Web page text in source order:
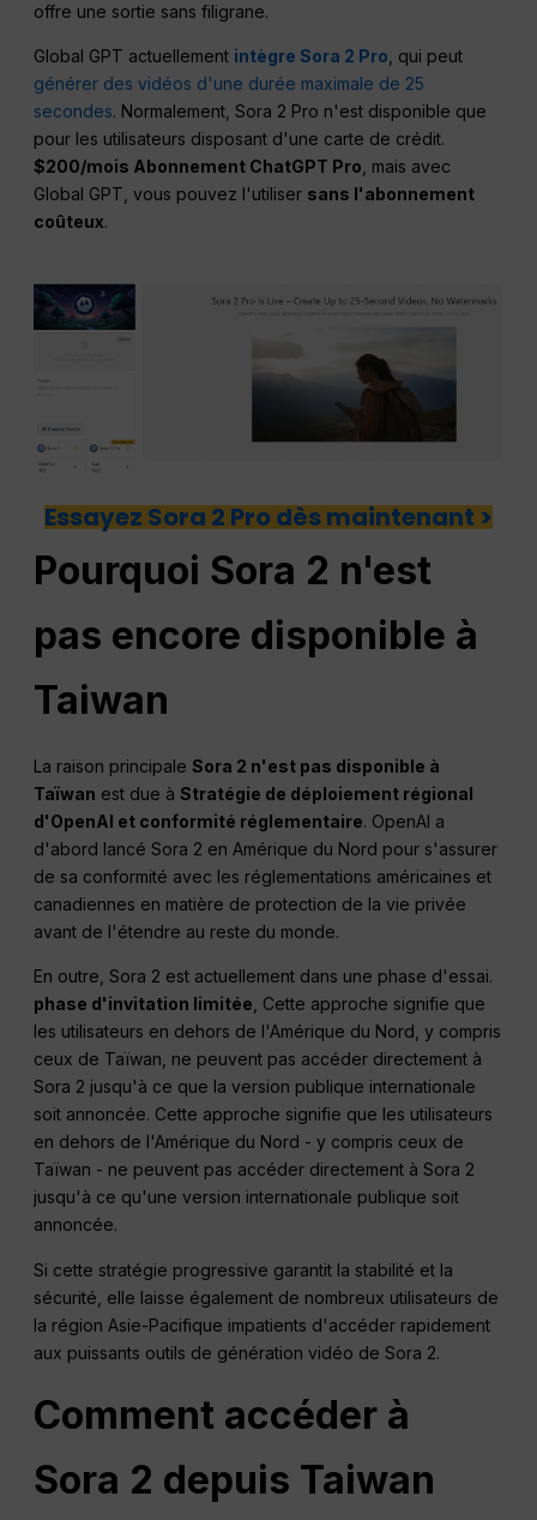
offre une sortie sans filigrane.
Global GPT actuellement intègre Sora 2 Pro, qui peut
générer des vidéos d'une durée maximale de 25
secondes. Normalement, Sora 2 Pro n'est disponible que
pour les utilisateurs disposant d'une carte de crédit.
$200/mois Abonnement ChatGPT Pro, mais avec
Global GPT, vous pouvez l'utiliser sans l'abonnement
coûteux.
Essayez Sora 2 Pro dès maintenant >
Pourquoi Sora 2 n'est
pas encore disponible à
Taiwan
La raison principaleSora 2 n'est pas disponible à
Taïwan est due àStratégie de déploiement régional
d'OpenAI et conformité réglementaire. OpenAI a
d'abord lancé Sora 2 en Amérique du Nord pour s'assurer
de sa conformité avec les réglementations américaines et
canadiennes en matière de protection de la vie privée
avant de l'étendre au reste du monde.
En outre, Sora 2 est actuellement dans une phase d'essai.
phase d'invitation limitée , Cette approche signifie que
les utilisateurs en dehors de l'Amérique du Nord, y compris
ceux de Taïwan, ne peuvent pas accéder directement à
Sora 2 jusqu'à ce que la version publique internationale
soit annoncée. Cette approche signifie que les utilisateurs
en dehors de l'Amérique du Nord - y compris ceux de
Taïwan - ne peuvent pas accéder directement à Sora 2
jusqu'à ce qu'une version internationale publique soit
annoncée.
Si cette stratégie progressive garantit la stabilité et la
sécurité, elle laisse également de nombreux utilisateurs de
la région Asie-Pacifique impatients d'accéder rapidement
aux puissants outils de génération vidéo de Sora 2.
Comment accéder à
Sora 2 depuis Taiwan